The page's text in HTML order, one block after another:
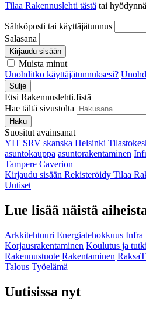
Tilaa Rakennuslehti tästä tai hyödynnä
Sähköposti tai käyttäjätunnus
Salasana
Kirjaudu sisään
Muista minut
Unohditko käyttäjätunnuksesi?
Sulje
Etsi Rakennuslehti.fistä
Hae tältä sivustolta
Haku
Suositut avainsanat
YIT SRV skanska Helsinki
asuntokauppa asuntorakentaminen
Tampere Caverion
Kirjaudu sisään Rekisteröidy Tilaa
Uutiset
Lue lisää näistä
Arkkitehtuuri Energiatehokkuus Infra
Korjausrakentaminen Koulutus ja
Rakennustuote Rakentaminen
Talous Työelämä
Uutisissa nyt